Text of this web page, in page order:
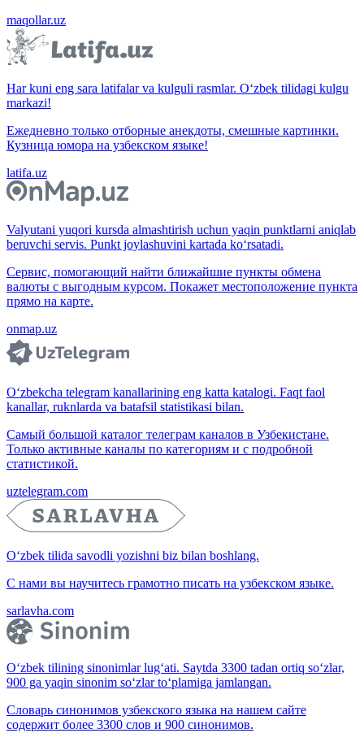
maqollar.uz
Har kuni eng sara latifalar va kulguli rasmlar. O‘zbek tilidagi kulgu
markazi!
Ежедневно только отборные анекдоты, смешные картинки.
Кузница юмора на узбекском языке!
latifa.uz
Valyutani yuqori kursda almashtirish uchun yaqin punktlarni aniqlab
beruvchi servis. Punkt joylashuvini kartada ko‘rsatadi.
Сервис, помогающий найти ближайшие пункты обмена
валюты с выгодным курсом. Покажет местоположение пункта
прямо на карте.
onmap.uz
O‘zbekcha telegram kanallarining eng katta katalogi. Faqt faol
kanallar, ruknlarda va batafsil statistikasi bilan.
Самый большой каталог телеграм каналов в Узбекистане.
Только активные каналы по категориям и с подробной
статистикой.
uztelegram.com
O‘zbek tilida savodli yozishni biz bilan boshlang.
С нами вы научитесь грамотно писать на узбекском языке.
sarlavha.com
O‘zbek tilining sinonimlar lug‘ati. Saytda 3300 tadan ortiq so‘zlar,
900 ga yaqin sinonim so‘zlar to‘plamiga jamlangan.
Словарь синонимов узбекского языка на нашем сайте
содержит более 3300 слов и 900 синонимов.